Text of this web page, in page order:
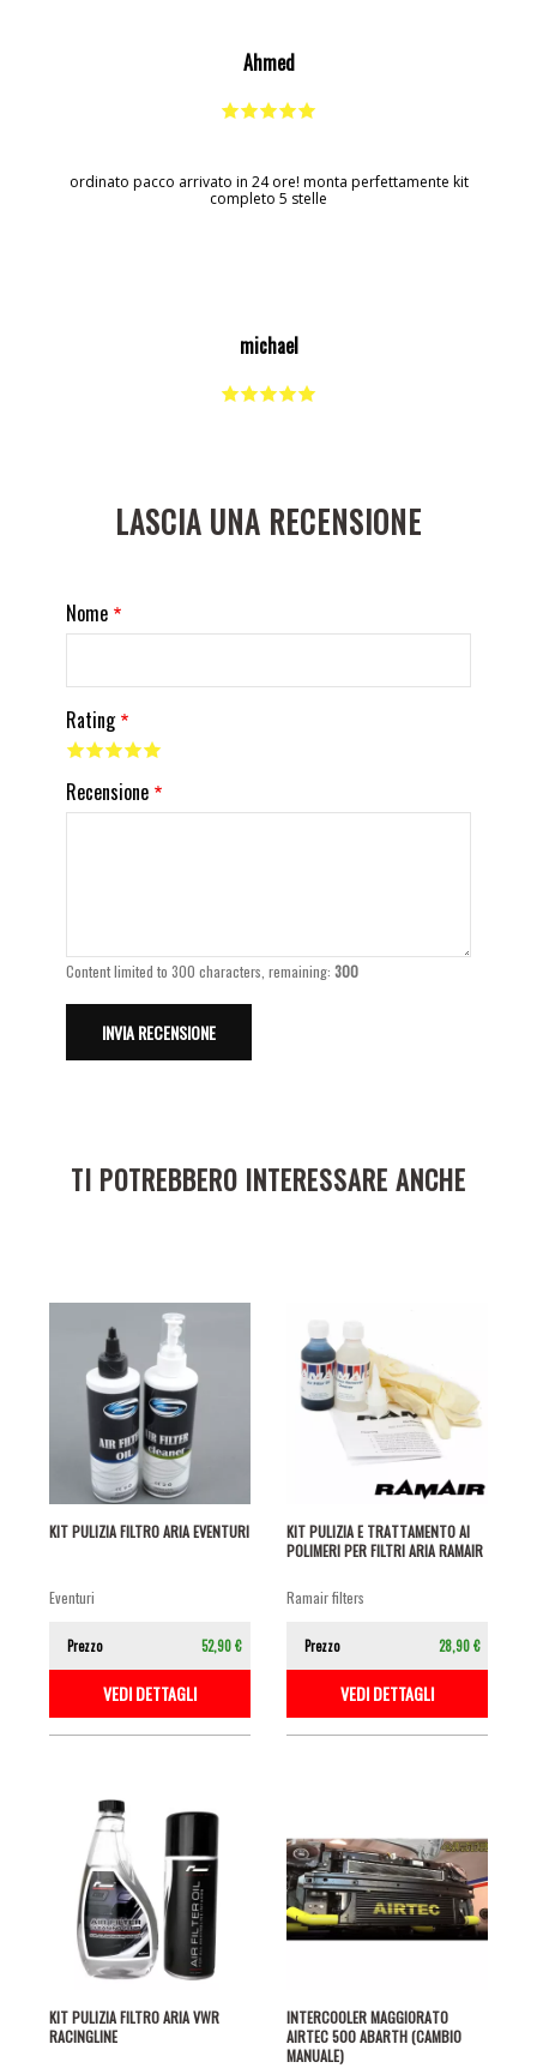
Ahmed
ordinato pacco arrivato in 24 ore! monta perfettamente kit
completo 5 stelle
michael
LASCIA UNA RECENSIONE
Nome
Rating
Recensione
Content limited to 300 characters, remaining:300
TI POTREBBERO INTERESSARE ANCHE
KIT PULIZIA FILTRO ARIA EVENTURI
eventuri
Prezzo 52,90 €
VEDI DETTAGLI
KIT PULIZIA E TRATTAMENTO AI
POLIMERI PER FILTRI ARIA RAMAIR
ramair filters
Prezzo 28,90 €
VEDI DETTAGLI
KIT PULIZIA FILTRO ARIA VWR
RACINGLINE
INTERCOOLER MAGGIORATO
AIRTEC 500 ABARTH (CAMBIO
MANUALE)